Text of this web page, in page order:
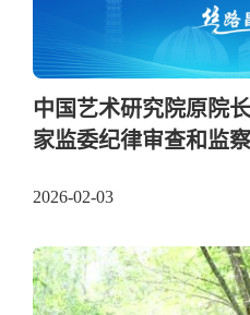
中国艺术研究院原院
家监委纪律审查和监
2026-02-03